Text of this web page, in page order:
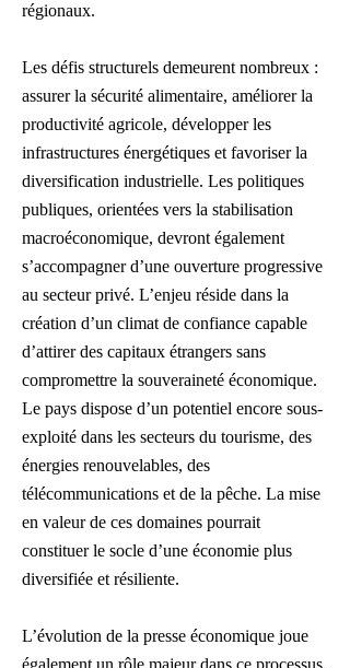
régionaux.
Les défis structurels demeurent nombreux :
assurer la sécurité alimentaire, améliorer la
productivité agricole, développer les
infrastructures énergétiques et favoriser la
diversification industrielle. Les politiques
publiques, orientées vers la stabilisation
macroéconomique, devront également
s’accompagner d’une ouverture progressive
au secteur privé. L’enjeu réside dans la
création d’un climat de confiance capable
d’attirer des capitaux étrangers sans
compromettre la souveraineté économique.
Le pays dispose d’un potentiel encore sous-
exploité dans les secteurs du tourisme, des
énergies renouvelables, des
télécommunications et de la pêche. La mise
en valeur de ces domaines pourrait
constituer le socle d’une économie plus
diversifiée et résiliente.
L’évolution de la presse économique joue
également un rôle majeur dans ce processus.